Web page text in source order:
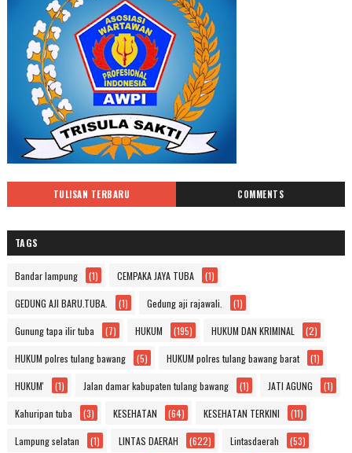
TULISAN TERBARU COMMENTS
TAGS
Bandar lampung (1) CEMPAKA JAYA TUBA (1)
GEDUNG AJI BARU.TUBA. (1) Gedung aji rajawali. (1)
Gunung tapa ilir tuba (7) HUKUM (195) HUKUM DAN KRIMINAL (2)
HUKUM polres tulang bawang (5) HUKUM polres tulang bawang barat (1)
HUKUM' (1) Jalan damar kabupaten tulang bawang (1) JATI AGUNG (1)
Kahuripan tuba (3) KESEHATAN (64) KESEHATAN TERKINI (11)
Lampung selatan (1) LINTAS DAERAH (622) Lintasdaerah (53)